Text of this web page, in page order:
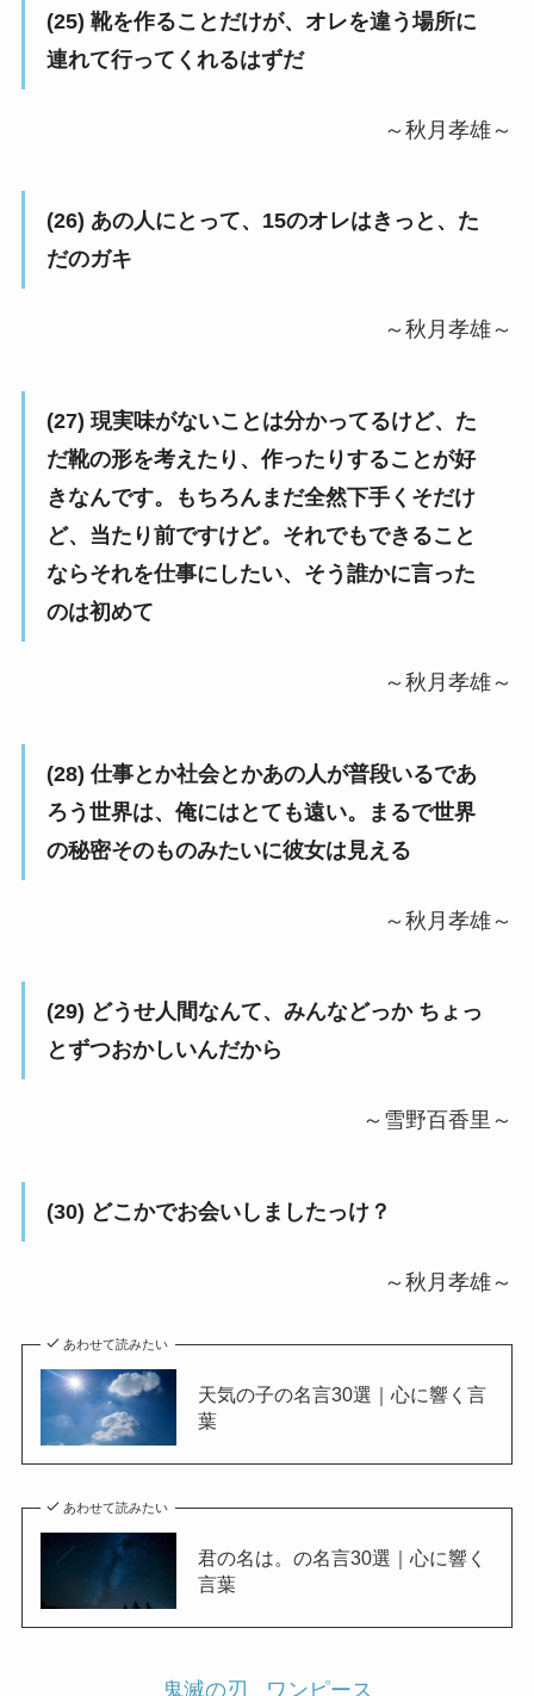
(25) 靴を作ることだけが、オレを違う場所に
連れて行ってくれるはずだ
～秋月孝雄～
(26) あの人にとって、15のオレはきっと、た
だのガキ
～秋月孝雄～
(27) 現実味がないことは分かってるけど、た
だ靴の形を考えたり、作ったりすることが好
きなんです。もちろんまだ全然下手くそだけ
ど、当たり前ですけど。それでもできること
ならそれを仕事にしたい、そう誰かに言った
のは初めて
～秋月孝雄～
(28) 仕事とか社会とかあの人が普段いるであ
ろう世界は、俺にはとても遠い。まるで世界
の秘密そのものみたいに彼女は見える
～秋月孝雄～
(29) どうせ人間なんて、みんなどっか ちょっ
とずつおかしいんだから
～雪野百香里～
(30) どこかでお会いしましたっけ？
～秋月孝雄～
あわせて読みたい
天気の子の名言30選｜心に響く言
葉
あわせて読みたい
君の名は。の名言30選｜心に響く
言葉
鬼滅の刃 ワンピース